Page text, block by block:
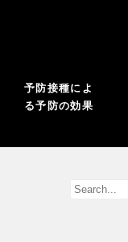
予防接種によ
る予防の効果